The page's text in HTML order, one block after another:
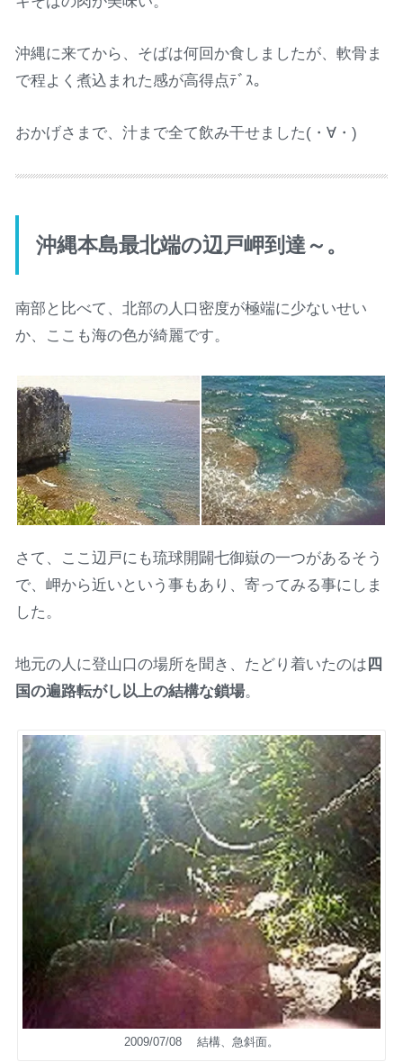
沖縄に来てから、そばは何回か食しましたが、軟骨ま
で程よく煮込まれた感が高得点ﾃﾞｽ。
おかげさまで、汁まで全て飲み干せました(・∀・)
沖縄本島最北端の辺戸岬到達～。
南部と比べて、北部の人口密度が極端に少ないせい
か、ここも海の色が綺麗です。
さて、ここ辺戸にも琉球開闢七御嶽の一つがあるそう
で、岬から近いという事もあり、寄ってみる事にしま
した。
地元の人に登山口の場所を聞き、たどり着いたのは 四
国の遍路転がし以上の結構な鎖場。
2009/07/08 結構、急斜面。